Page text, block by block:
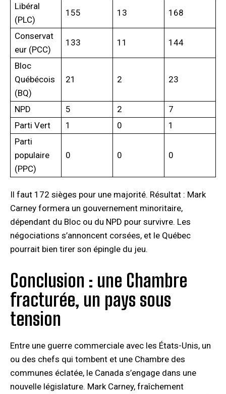
Libéral
(PLC)
155 13 168
Conservat
eur (PCC)
133 11 144
Bloc
Québécois
(BQ)
21 2 23
NPD 5 2
7
Parti Vert
1 0
1
Parti
populaire
(PPC)
0 0 0
Il faut 172 sièges pour une majorité. Résultat : Mark
Carney formera un gouvernement minoritaire,
dépendant du Bloc ou du NPD pour survivre. Les
négociations s’annoncent corsées, et le Québec
pourrait bien tirer son épingle du jeu.
Conclusion : une Chambre
fracturée, un pays sous
tension
Entre une guerre commerciale avec les États-Unis, un
ou des chefs qui tombent et une Chambre des
communes éclatée, le Canada s’engage dans une
nouvelle législature. Mark Carney, fraîchement